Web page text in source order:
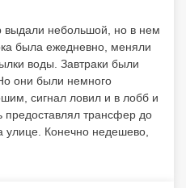
небольшой, но в нем
была ежедневно, меняли
воды. Завтраки были
они были немного
сигнал ловил и в лобб и
трансфер до
Конечно недешево,